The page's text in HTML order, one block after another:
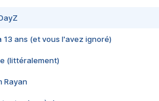
13 ans (et vous l'avez ignoré)
(littéralement)
Rayan